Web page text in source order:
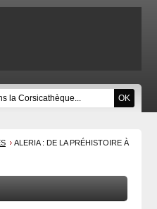
ALERIA : DE LA PRÉHISTOIRE À